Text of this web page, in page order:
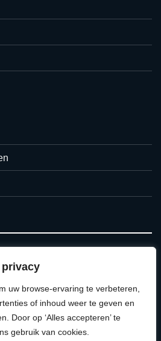
privacy
uw browse-ervaring te verbeteren,
of inhoud weer te geven en
Door op ‘Alles accepteren’ te
gebruik van cookies.
Foods Hasselt
VERZEND & RETOURBELEID